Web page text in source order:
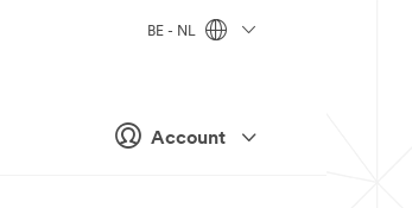
Account
BE - NL